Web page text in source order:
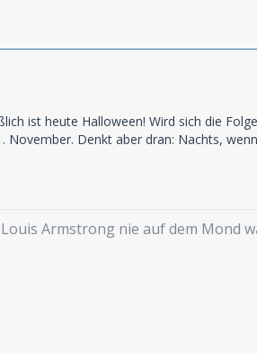
ist heute Halloween! Wird sich die
Denkt aber dran: Nachts,
Armstrong nie auf dem Mond